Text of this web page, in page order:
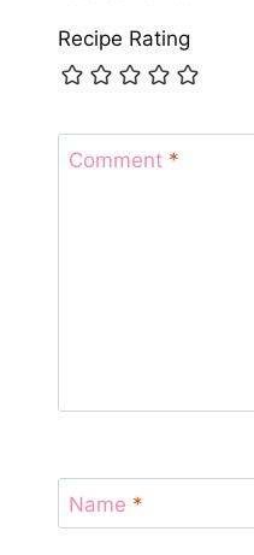
Recipe Rating
Comment *
Name *